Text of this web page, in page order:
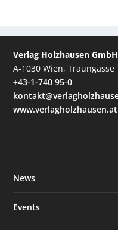
Verlag Holzhausen GmbH
A-1030 Wien, Traungasse
+43-1-740 95-0
www.verlagholzhausen.at
News
Events